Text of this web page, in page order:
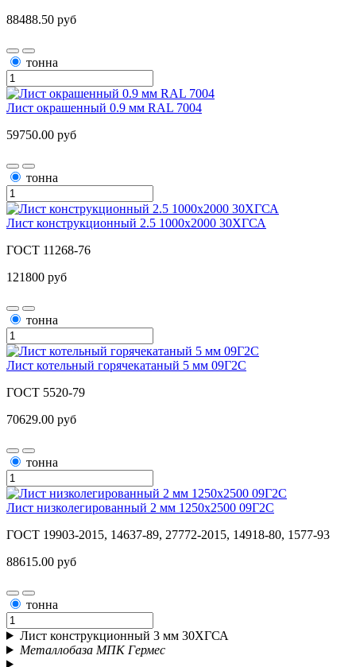
88488.50 руб
тонна
Лист окрашенный 0.9 мм RAL 7004
59750.00 руб
тонна
Лист конструкционный 2.5 1000х2000 30ХГСА
ГОСТ 11268-76
121800 руб
тонна
Лист котельный горячекатаный 5 мм 09Г2С
ГОСТ 5520-79
70629.00 руб
тонна
Лист низколегированный 2 мм 1250х2500 09Г2С
ГОСТ 19903-2015, 14637-89, 27772-2015, 14918-80, 1577-93
88615.00 руб
тонна
Лист конструкционный 3 мм 30ХГСА
Металлобаза МПК Гермес